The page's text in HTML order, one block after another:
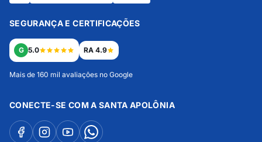
SEGURANÇA E CERTIFICAÇÕES
G 5.0 RA 4.9
Mais de 160 mil avaliações no Google
CONECTE-SE COM A SANTA APOLÔNIA